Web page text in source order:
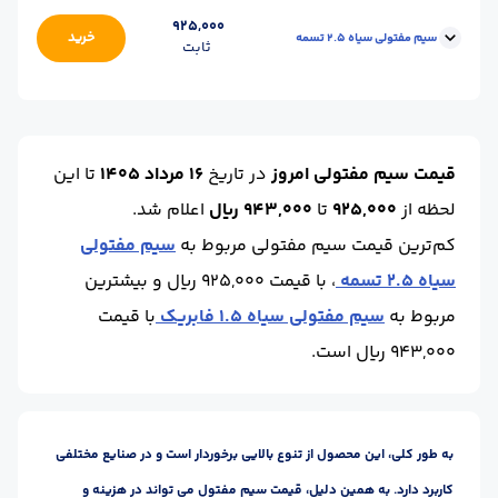
محل تحویل :
انبار اصفهان آهن
تسمه
سیم مفتولی سیاه 2.5 تسمه
925,000
ثابت
خرید
واحد :
کیلوگرم
قیمت سیم مفتولی امروزدر تاریخ 16 مرداد 1405
تا این
لحظه از925,000 تا 943,000 ریال
اعلام شد.
کم‌ترین قیمت سیم مفتولی مربوط به سیم مفتولی
سیاه 2.5 تسمه
، با قیمت 925,000 ریال و بیشترین
مربوط به سیم مفتولی سیاه 1.5 فابریک
با قیمت
943,000 ریال است.
به طور کلی، این محصول از تنوع بالایی برخوردار است و در صنایع مختلفی
کاربرد دارد. به همین دلیل، قیمت سیم مفتول می تواند در هزینه و